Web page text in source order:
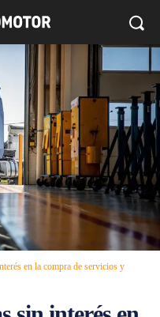
en la compra de servicios y